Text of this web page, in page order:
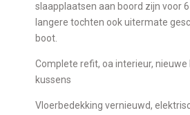
slaapplaatsen aan boord zijn voor
langere tochten ook uitermate
boot.
Complete refit, oa interieur, nieuwe
kussens
Vloerbedekking vernieuwd,